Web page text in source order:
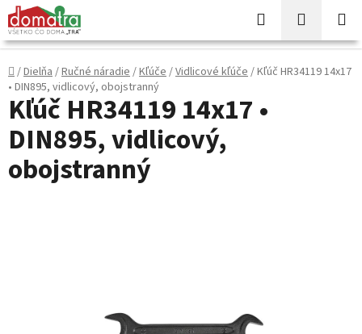
Prejsť
na
obsah
Hľadať
KOŠÍK
Domov
/Dielňa/Ručné náradie/Kľúče/Vidlicové kľúče/Kľúč HR34119 14x17
• DIN895, vidlicový, obojstranný
Kľúč HR34119 14x17 •
DIN895, vidlicový,
obojstranný